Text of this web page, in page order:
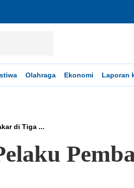
Olahraga Ekonomi Laporan
di Tiga ...